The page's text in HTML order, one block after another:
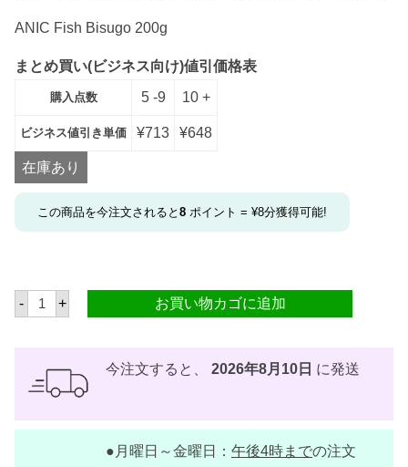
ANIC Fish Bisugo 200g
まとめ買い(ビジネス向け)値引価格表
購入点数 5 -9 10 +
ビジネス値引き単価 ¥713 ¥648
在庫あり
この商品を今注文されると 8 ポイント = ¥8分獲得可能!
- ア
ニ
ド
フ
+ お買い物カゴに追加
今注文すると、 2026年8月10日 に発送
●月曜日～金曜日： 午後4時までの注文